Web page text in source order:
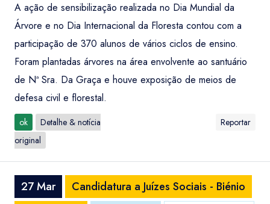
A ação de sensibilização realizada no Dia Mundial da
Árvore e no Dia Internacional da Floresta contou com a
participação de 370 alunos de vários ciclos de ensino.
Foram plantadas árvores na área envolvente ao santuário
de Nª Sra. Da Graça e houve exposição de meios de
defesa civil e florestal.
ok
Detalhe & notícia
original
Reportar
27 Mar
Candidatura a Juízes Sociais - Biénio